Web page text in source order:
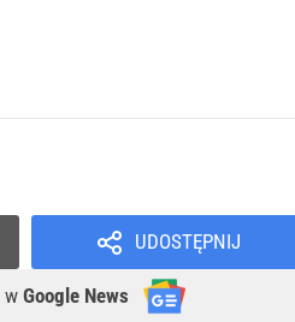
UDOSTĘPNIJ
w Google News